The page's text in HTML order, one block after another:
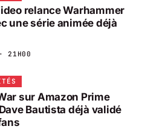
relance Warhammer
une série animée déjà
21H00
sur Amazon Prime
Bautista déjà validé